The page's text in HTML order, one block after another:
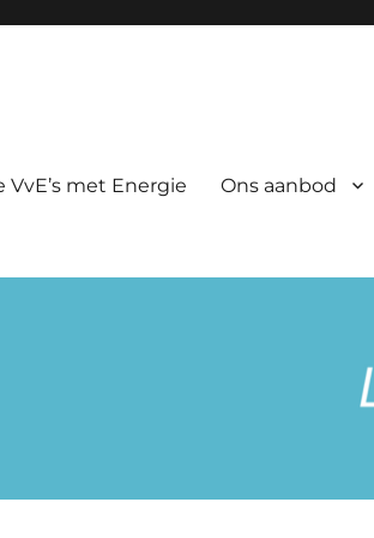
VvE’s met Energie Ons aanbod